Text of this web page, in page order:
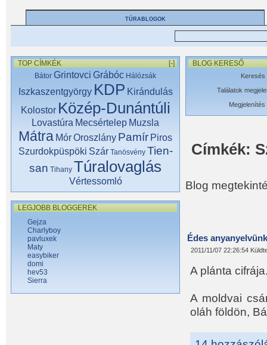
TÚRABLOGOK
TOP CÍMKÉK
[-]
Bátor Grintovci Grábóc Hálózsák
Iszkaszentgyörgy KDP Kirándulás
Kolostor Közép-Dunántúli
Lovastúra Mecsértelep Muzsla
Mátra MórOroszlány Pamír Piros
Szurdokpüspöki Szár Tanösvény Tien-
san Tihany Túralovaglás
Vértessomló
LEGJOBB BLOGGEREK
Gejza
Charlyboy
pavluxek
Maty
easybiker
domi
hev53
Sierra
BLOG KERESŐ
Keresés
Találatok
Megjelenítés
Címkék:
Blog
Édes
2011/11/07 22:26:54
A plánta
A moldvai
oláh földön,